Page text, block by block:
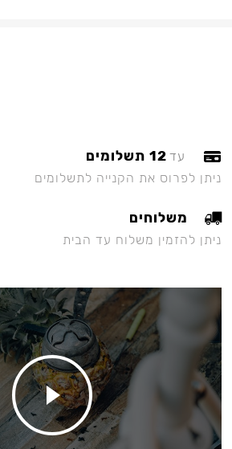
עד 12 תשלומים
ניתן לפרוס את הקנייה לתשלומים
משלוחים
ניתן להזמין משלוח עד הבית